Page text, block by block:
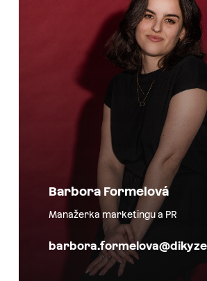
Barbora Formelová
Manažerka marketingu a PR